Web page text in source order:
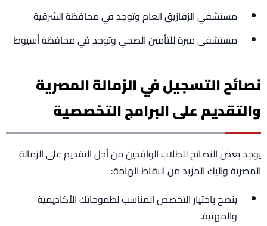
مستشفي الزقازيق العام وتوجد في محافظة الشرقية
مستشفى مبرة للتأمين الصحي وتوجد في محافظة أسيوط
نصائح التسجيل في الزمالة المصرية
والتقديم على البرامج التخصصية
يوجد بعض النصائح للطلاب الوافدين من أجل التقديم على الزمالة
المصرية واليك المزيد من النقاط الهامة:
ينصح باختيار التخصص المناسب لطموحاتك الأكاديمية
والمهنية.